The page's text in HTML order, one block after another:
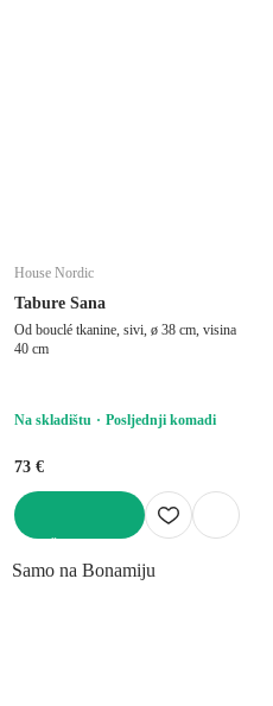
House Nordic
Tabure Sana
Od bouclé tkanine, sivi, ø 38 cm, visina
40 cm
Na skladištu Posljednji komadi
73 €
Samo na Bonamiju